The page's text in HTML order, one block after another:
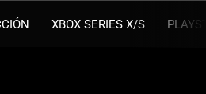
XBOX SERIES X/S